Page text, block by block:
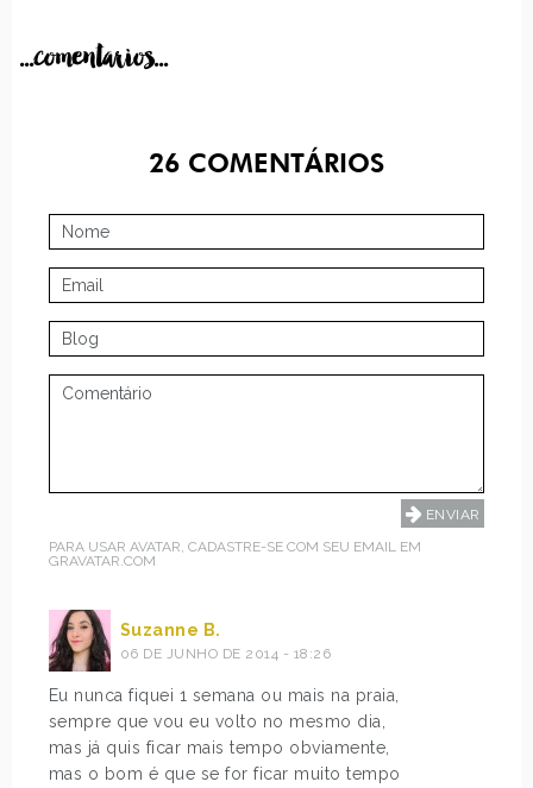
...comentarios...
26 COMENTÁRIOS
PARA USAR AVATAR, CADASTRE-SE COM SEU EMAIL EM
GRAVATAR.COM
Suzanne B.
06 DE JUNHO DE 2014 - 18:26
Eu nunca fiquei 1 semana ou mais na praia,
sempre que vou eu volto no mesmo dia,
mas já quis ficar mais tempo obviamente,
mas o bom é que se for ficar muito tempo